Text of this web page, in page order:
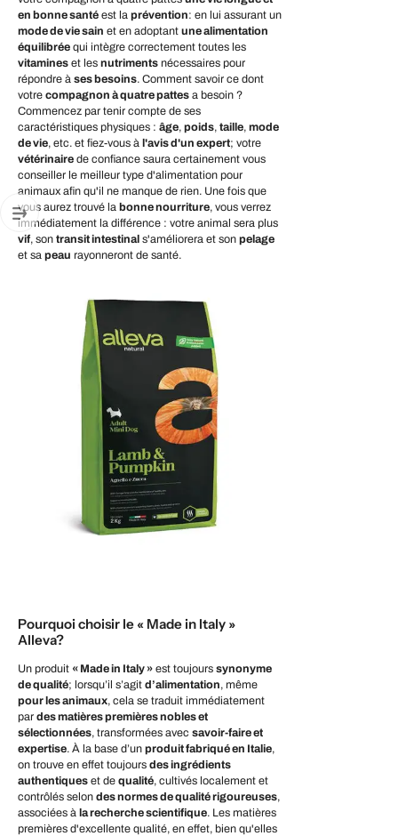
en bonne santé est la prévention: en lui assurant un
mode de vie sain et en adoptant une alimentation
équilibrée qui intègre correctement toutes les
vitamines et les nutriments nécessaires pour
répondre à ses besoins. Comment savoir ce dont
votre compagnon à quatre pattes a besoin ?
Commencez par tenir compte de ses
caractéristiques physiques : âge, poids, taille, mode
de vie, etc. et fiez-vous à l'avis d'un expert; votre
vétérinaire de confiance saura certainement vous
conseiller le meilleur type d'alimentation pour
animaux afin qu'il ne manque de rien. Une fois que
vous aurez trouvé la bonne nourriture, vous verrez
immédiatement la différence : votre animal sera plus
vif, son transit intestinal s'améliorera et son pelage
et sa peau rayonneront de santé.
Pourquoi choisir le « Made in Italy »
Alleva?
Un produit « Made in Italy » est toujours synonyme
de qualité; lorsqu’il s’agit d’alimentation, même
pour les animaux, cela se traduit immédiatement
par des matières premières nobles et
sélectionnées, transformées avec savoir-faire et
expertise. À la base d’un produit fabriqué en Italie,
on trouve en effet toujours des ingrédients
authentiques et de qualité, cultivés localement et
contrôlés selon des normes de qualité rigoureuses,
associées à la recherche scientifique. Les matières
premières d'excellente qualité, en effet, bien qu'elles